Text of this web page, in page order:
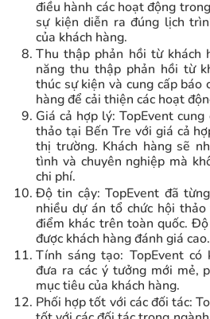
điều hành các hoạt động
sự kiện diễn ra đúng lịch
của khách hàng.
Thu thập phản hồi từ khách
năng thu thập phản hồi từ
thúc sự kiện và cung cấp báo
hàng để cải thiện các hoạt
Giá cả hợp lý: TopEvent
thảo tại Bến Tre với giá cả
thị trường. Khách hàng sẽ
tình và chuyên nghiệp mà
chi phí.
Độ tin cậy: TopEvent đã
nhiều dự án tổ chức hội
điểm khác trên toàn quốc.
được khách hàng đánh giá cao.
Tính sáng tạo: TopEvent
đưa ra các ý tưởng mới mẻ,
mục tiêu của khách hàng.
Phối hợp tốt với các đối tác: